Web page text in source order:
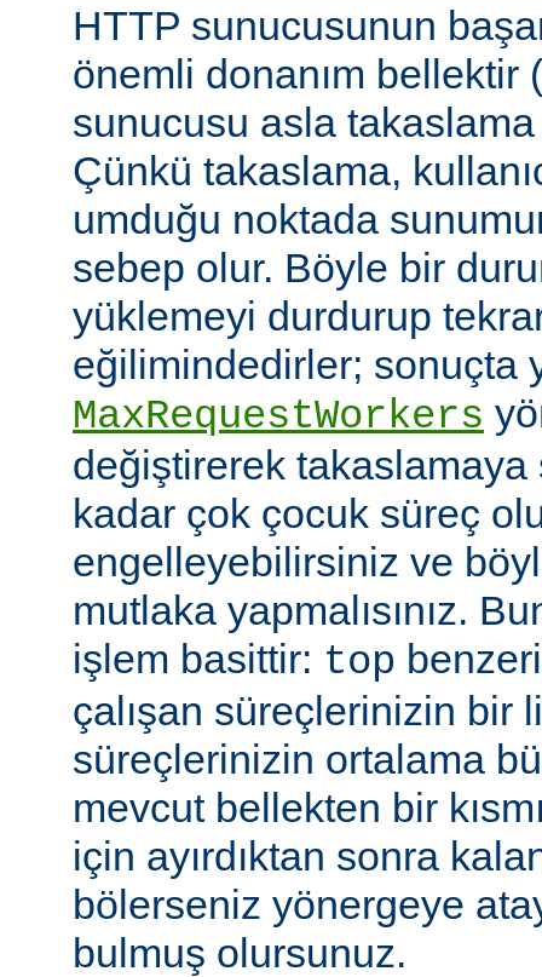
HTTP sunucusunun
önemli donanım bellektir
sunucusu asla takaslama
Çünkü takaslama,
umduğu noktada
sebep olur. Böyle bir
yüklemeyi durdurup
eğilimindedirler; sonuçta
MaxRequestWorkers
değiştirerek
kadar çok çocuk süreç
engelleyebilirsiniz ve
mutlaka yapmalısınız.
işlem basittir: top
çalışan süreçlerinizin bir
süreçlerinizin ortalama
mevcut bellekten bir
için ayırdıktan sonra
bölerseniz yönergeye
bulmuş olursunuz.